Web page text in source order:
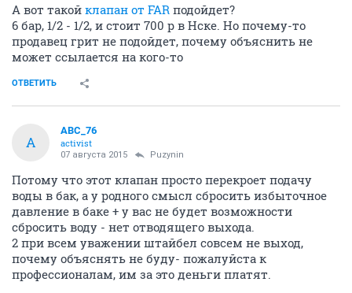
А вот такой клапан от FAR подойдет?
6 бар, 1/2 - 1/2, и стоит 700 р в Нске. Но почему-то
продавец грит не подойдет, почему объяснить не
может ссылается на кого-то
ОТВЕТИТЬ
A
ABC_76
activist
07 августа 2015 Puzynin
Потому что этот клапан просто перекроет подачу
воды в бак, а у родного смысл сбросить избыточное
давление в баке + у вас не будет возможности
сбросить воду - нет отводящего выхода.
2 при всем уважении штайбел совсем не выход,
почему объяснять не буду- пожалуйста к
профессионалам, им за это деньги платят.